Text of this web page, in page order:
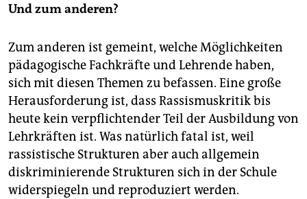
Und zum anderen?
Zum anderen ist gemeint, welche Möglichkeiten
pädagogische Fachkräfte und Lehrende haben,
sich mit diesen Themen zu befassen. Eine große
Herausforderung ist, dass Rassismuskritik bis
heute kein verpflichtender Teil der Ausbildung von
Lehrkräften ist. Was natürlich fatal ist, weil
rassistische Strukturen aber auch allgemein
diskriminierende Strukturen sich in der Schule
widerspiegeln und reproduziert werden.